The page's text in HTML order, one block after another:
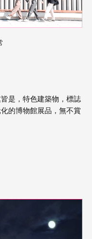
是，特色建築物，標誌
的博物館展品，無不賞